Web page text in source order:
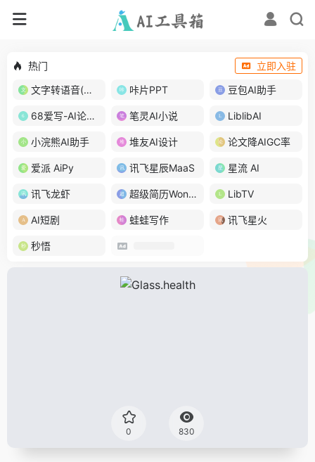
热门
立即入驻
文字转语音(琅琅配音)
咔片PPT 豆包AI助手
68爱写-AI论文写作 笔灵AI小说 LiblibAI
小浣熊AI助手 堆友AI设计 论文降AIGC率
爱派 AiPy 讯飞星辰MaaS 星流 AI
讯飞龙虾 超级简历WonderCV LibTV
AI短剧 蛙蛙写作 讯飞星火
秒悟
0 830